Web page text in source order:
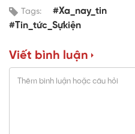
Tags:
#Xa_nay_tin
#Tin_tức_Sựkiện
Viết bình luận